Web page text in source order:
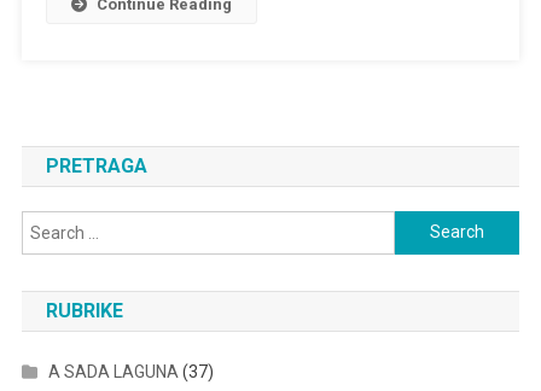
Continue Reading
PRETRAGA
Search
for:
RUBRIKE
A SADA LAGUNA (37)